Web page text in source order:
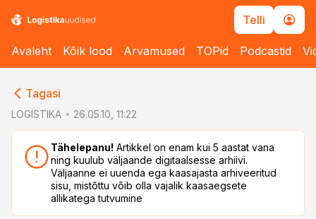
Telli
Avaleht Kõik lood Arvamused TOPid Podcastid
Tagasi
LOGISTIKA 26.05.10, 11:22
Tähelepanu! Artikkel on enam kui 5 aastat vana
ning kuulub väljaande digitaalsesse arhiivi.
Väljaanne ei uuenda ega kaasajasta arhiveeritud
sisu, mistõttu võib olla vajalik kaasaegsete
allikatega tutvumine